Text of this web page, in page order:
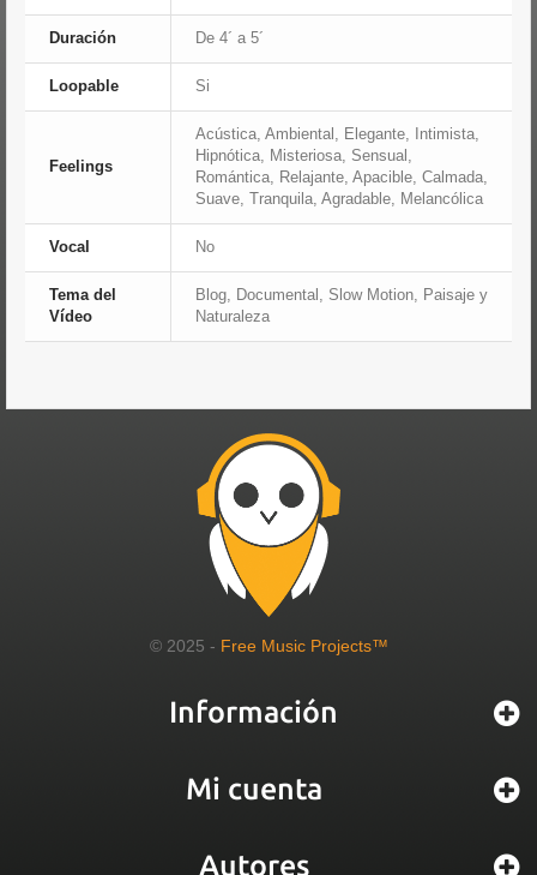
Duración De 4´ a 5´
Loopable Si
Feelings
Acústica, Ambiental, Elegante, Intimista,
Hipnótica, Misteriosa, Sensual,
Romántica, Relajante, Apacible, Calmada,
Suave, Tranquila, Agradable, Melancólica
Vocal No
Tema del
Vídeo
Blog, Documental, Slow Motion, Paisaje y
Naturaleza
© 2025 - Free Music Projects™
Información
Mi cuenta
Autores